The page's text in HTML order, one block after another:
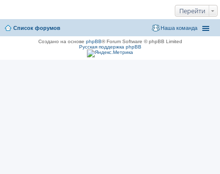
Перейти
Список форумов Наша команда
Создано на основе phpBB® Forum Software © phpBB Limited
Русская поддержка phpBB